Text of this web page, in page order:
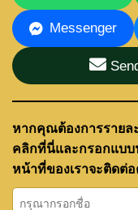
Messenger
หากคุณต้องการรายล
คลิกที่นี่และกรอกแบบ
หน้าที่ของเราจะติดต่